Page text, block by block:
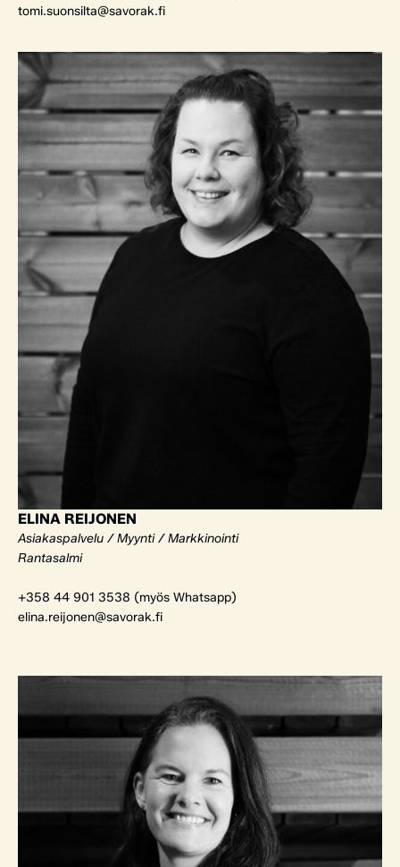
tomi.suonsilta@savorak.fi
ELINA REIJONEN
Asiakaspalvelu / Myynti / Markkinointi
Rantasalmi
+358 44 901 3538 (myös Whatsapp)
elina.reijonen@savorak.fi